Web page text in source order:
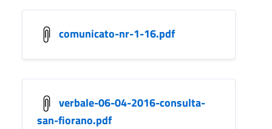
comunicato-nr-1-16.pdf
verbale-06-04-2016-consulta-
san-fiorano.pdf